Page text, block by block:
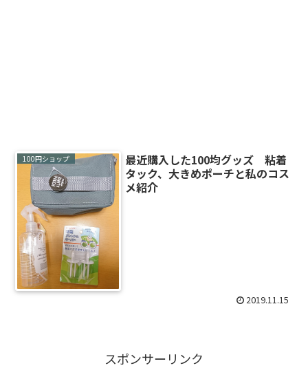
100円ショップ
最近購入した100均グッズ 粘着
タック、大きめポーチと私のコス
メ紹介
2019.11.15
スポンサーリンク